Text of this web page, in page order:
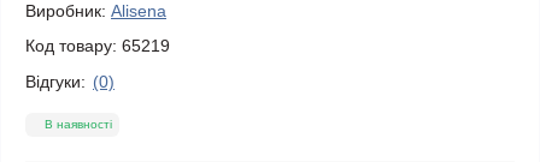
Виробник: Alisena
Код товару: 65219
Відгуки: (0)
В наявності